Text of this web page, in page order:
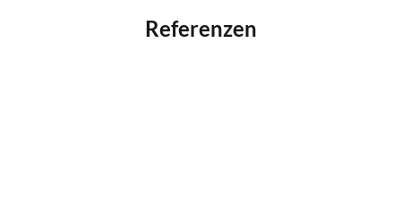
Referenzen